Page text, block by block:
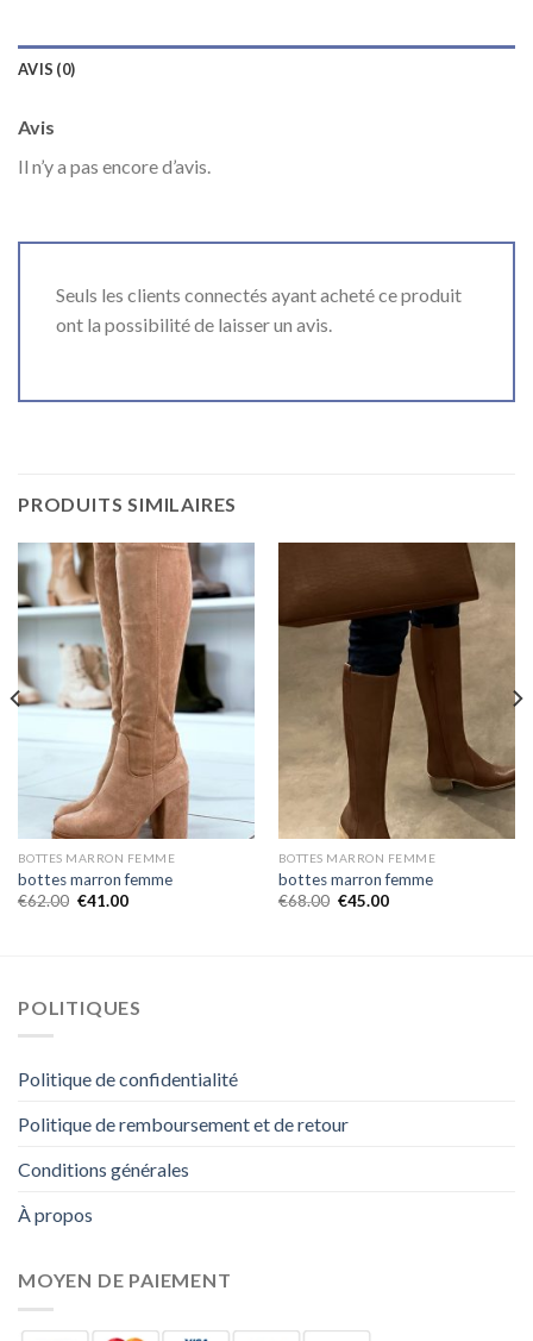
AVIS (0)
Avis
Il n’y a pas encore d’avis.
Seuls les clients connectés ayant acheté ce produit
ont la possibilité de laisser un avis.
PRODUITS SIMILAIRES
BOTTES MARRON FEMME
bottes marron femme
€62.00 €41.00
BOTTES MARRON FEMME
bottes marron femme
€68.00 €45.00
POLITIQUES
Politique de confidentialité
Politique de remboursement et de retour
Conditions générales
À propos
MOYEN DE PAIEMENT